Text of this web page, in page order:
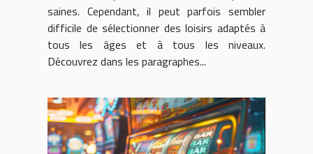
saines. Cependant, il peut parfois sembler
difficile de sélectionner des loisirs adaptés à
tous les âges et à tous les niveaux.
Découvrez dans les paragraphes...